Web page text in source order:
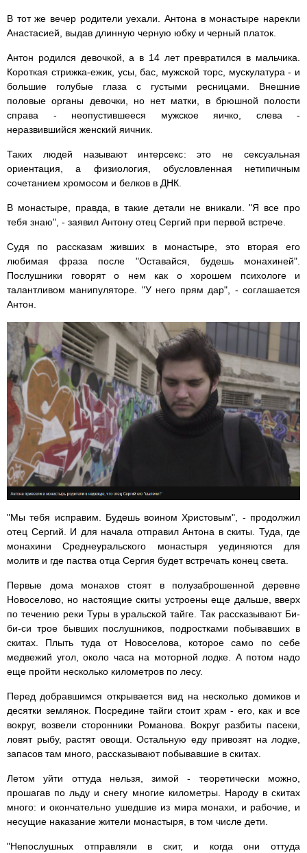
В тот же вечер родители уехали. Антона в монастыре нарекли
Анастасией, выдав длинную черную юбку и черный платок.
Антон родился девочкой, а в 14 лет превратился в мальчика.
Короткая стрижка-ежик, усы, бас, мужской торс, мускулатура - и
большие голубые глаза с густыми ресницами. Внешние
половые органы девочки, но нет матки, в брюшной полости
справа - неопустившееся мужское яичко, слева -
неразвившийся женский яичник.
Таких людей называют интерсекс: это не сексуальная
ориентация, а физиология, обусловленная нетипичным
сочетанием хромосом и белков в ДНК.
В монастыре, правда, в такие детали не вникали. "Я все про
тебя знаю", - заявил Антону отец Сергий при первой встрече.
Судя по рассказам живших в монастыре, это вторая его
любимая фраза после "Оставайся, будешь монахиней".
Послушники говорят о нем как о хорошем психологе и
талантливом манипуляторе. "У него прям дар", - соглашается
Антон.
"Мы тебя исправим. Будешь воином Христовым", - продолжил
отец Сергий. И для начала отправил Антона в скиты. Туда, где
монахини Среднеуральского монастыря уединяются для
молитв и где паства отца Сергия будет встречать конец света.
Первые дома монахов стоят в полузаброшенной деревне
Новоселово, но настоящие скиты устроены еще дальше, вверх
по течению реки Туры в уральской тайге. Так рассказывают Би-
би-си трое бывших послушников, подростками побывавших в
скитах. Плыть туда от Новоселова, которое само по себе
медвежий угол, около часа на моторной лодке. А потом надо
еще пройти несколько километров по лесу.
Перед добравшимся открывается вид на несколько домиков и
десятки землянок. Посредине тайги стоит храм - его, как и все
вокруг, возвели сторонники Романова. Вокруг разбиты пасеки,
ловят рыбу, растят овощи. Остальную еду привозят на лодке,
запасов там много, рассказывают побывавшие в скитах.
Летом уйти оттуда нельзя, зимой - теоретически можно,
прошагав по льду и снегу многие километры. Народу в скитах
много: и окончательно ушедшие из мира монахи, и рабочие, и
несущие наказание жители монастыря, в том числе дети.
"Непослушных отправляли в скит, и когда они оттуда